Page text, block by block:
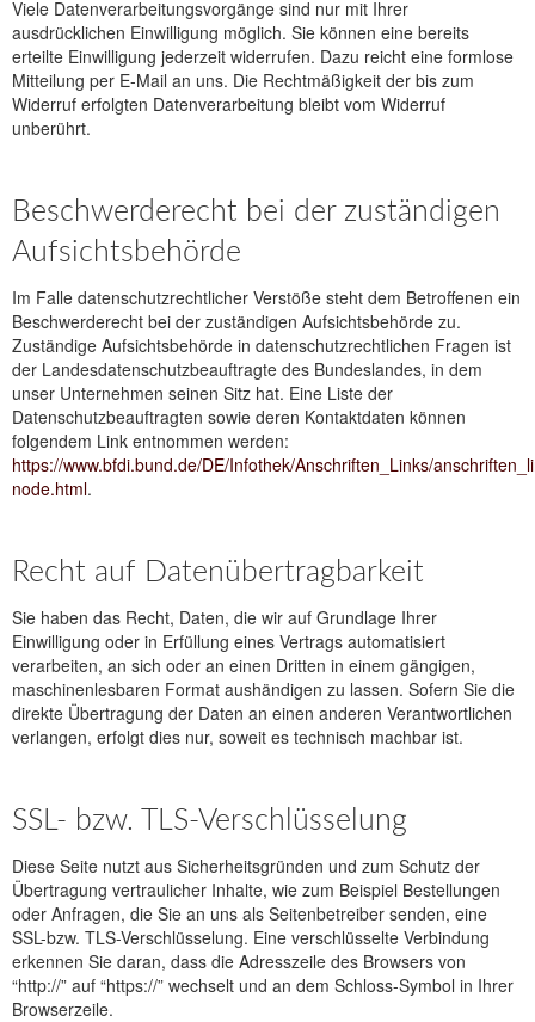
Viele Datenverarbeitungsvorgänge sind nur mit Ihrer
ausdrücklichen Einwilligung möglich. Sie können eine bereits
erteilte Einwilligung jederzeit widerrufen. Dazu reicht eine formlose
Mitteilung per E-Mail an uns. Die Rechtmäßigkeit der bis zum
Widerruf erfolgten Datenverarbeitung bleibt vom Widerruf
unberührt.
Beschwerderecht bei der zuständigen
Aufsichtsbehörde
Im Falle datenschutzrechtlicher Verstöße steht dem Betroffenen ein
Beschwerderecht bei der zuständigen Aufsichtsbehörde zu.
Zuständige Aufsichtsbehörde in datenschutzrechtlichen Fragen ist
der Landesdatenschutzbeauftragte des Bundeslandes, in dem
unser Unternehmen seinen Sitz hat. Eine Liste der
Datenschutzbeauftragten sowie deren Kontaktdaten können
folgendem Link entnommen werden:
https://www.bfdi.bund.de/DE/Infothek/Anschriften_Links/
node.html.
Recht auf Datenübertragbarkeit
Sie haben das Recht, Daten, die wir auf Grundlage Ihrer
Einwilligung oder in Erfüllung eines Vertrags automatisiert
verarbeiten, an sich oder an einen Dritten in einem gängigen,
maschinenlesbaren Format aushändigen zu lassen. Sofern Sie die
direkte Übertragung der Daten an einen anderen Verantwortlichen
verlangen, erfolgt dies nur, soweit es technisch machbar ist.
SSL- bzw. TLS-Verschlüsselung
Diese Seite nutzt aus Sicherheitsgründen und zum Schutz der
Übertragung vertraulicher Inhalte, wie zum Beispiel Bestellungen
oder Anfragen, die Sie an uns als Seitenbetreiber senden, eine
SSL-bzw. TLS-Verschlüsselung. Eine verschlüsselte Verbindung
erkennen Sie daran, dass die Adresszeile des Browsers von
“http://” auf “https://” wechselt und an dem Schloss-Symbol in Ihrer
Browserzeile.